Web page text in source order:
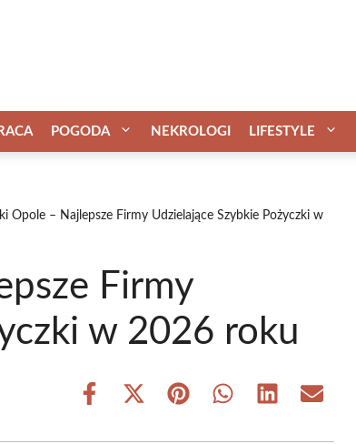
POGODA NEKROLOGI LIFESTYLE
Opole – Najlepsze Firmy Udzielające Szybkie Pożyczki w
Firmy
w 2026 roku
Share
Share Share Share Share Share